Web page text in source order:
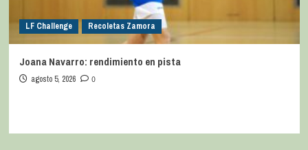
LF Challenge Recoletas Zamora
Joana Navarro: rendimiento en pista
agosto 5, 2026 0